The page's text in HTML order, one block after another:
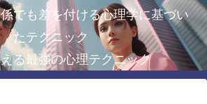
でも差を付ける心理学に基づい
たテクニック
る最強の心理テクニック